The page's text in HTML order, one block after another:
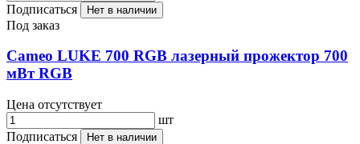
Подписаться
Нет в наличии
Под заказ
Cameo LUKE 700 RGB лазерный прожектор 700
мВт RGB
Цена отсутствует
шт
Подписаться
Нет в наличии